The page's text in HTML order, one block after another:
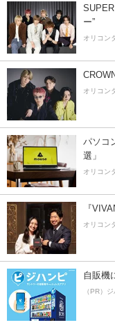
ー”
オリコン
オリコン
パソコ
選」
オリコン
『
オリコン
自販機
（PR）